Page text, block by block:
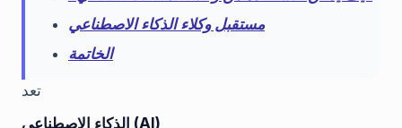
مستقبل وكلاء الذكاء الاصطناعي
الخاتمة
تعد
الذكاء الاصطناعي (AI)